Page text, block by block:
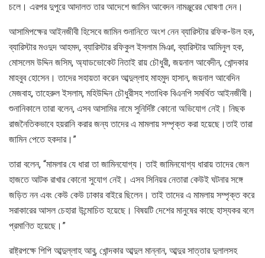
চলে। এরপর দুপুরে আদালত তার আদেশে জামিন আবেদন নামঞ্জুরের ঘোষণা দেন।
আসামিপক্ষের আইনজীবী হিসেবে জামিন শুনানিতে ‍অংশ নেন ব্যারিস্টার রফিক-উল হক,
ব্যারিস্টার মওদুদ আহমদ, ব্যারিস্টার রফিকুল ইসলাম মিঞা, ব্যারিস্টার আমিনুল হক,
মোসলেম উদ্দিন জসিম, অ্যাডভোকেট নিতাই রায় চৌধুরী, জয়নাল আবেদীন, খোন্দকার
মাহবুব হোসেন। তাদের সহায়তা করেন আব্দুল্লাহ মাহমুদ হাসান, জয়নাল আবেদিন
মেজবাহ, তাহেরুল ইসলাম, মহিউদ্দিন চৌধুরীসহ শতাধিক বিএনপি সমর্থিত আইনজীবী।
শুনানিকালে তারা বলেন, এসব আসামির নামে সুনির্দিষ্ট কোনো অভিযোগ নেই। নিছক
রাজনৈতিকভাবে হয়রানি করার জন্য তাদের এ মামলায় সম্পৃক্ত করা হয়েছে।তাই তারা
জামিন পেতে হকদার।”
তারা বলেন, “মামলার যে ধারা তা জামিনযোগ্য। তাই জামিনযোগ্য ধারায় তাদের জেল
হাজতে আটক রাখার কোনো সুযোগ নেই। এসব সিনিয়র নেতারা কেউই ঘটনার সঙ্গে
জড়িত নন এবং কেউ কেউ ঢাকার বাইরে ছিলেন। তাই তাদের এ মামলায় সম্পৃক্ত করে
সরাকারের আসল চেহারা উন্মোচিত হয়েছে। বিষয়টি দেশের মানুষের কাছে হাস্যকর বলে
প্রমাণিত হয়েছে।”
রাষ্ট্রপক্ষে পিপি আব্দুল্লাহ আবু, খোন্দকার আব্দুল মান্নান, আব্দুর সাত্তার দুলালসহ